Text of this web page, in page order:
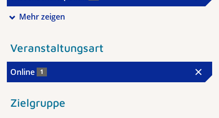
Mehr zeigen
Veranstaltungsart
Online 1
Zielgruppe